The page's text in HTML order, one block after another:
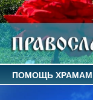
ПОМОЩЬ ХРАМАМ